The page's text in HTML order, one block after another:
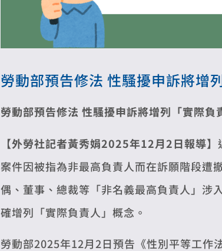
勞動部預告修法 性騷擾申訴將增
勞動部預告修法 性騷擾申訴將增列「實際
【外勞社記者黃秀娟2025年12月2日報導】
案件因被指為非最高負責人而在訴願階段遭
偶、董事、總裁等「非名義最高負責人」涉
確增列「實際負責人」概念。
勞動部2025年12月2日預告《性別平等工作